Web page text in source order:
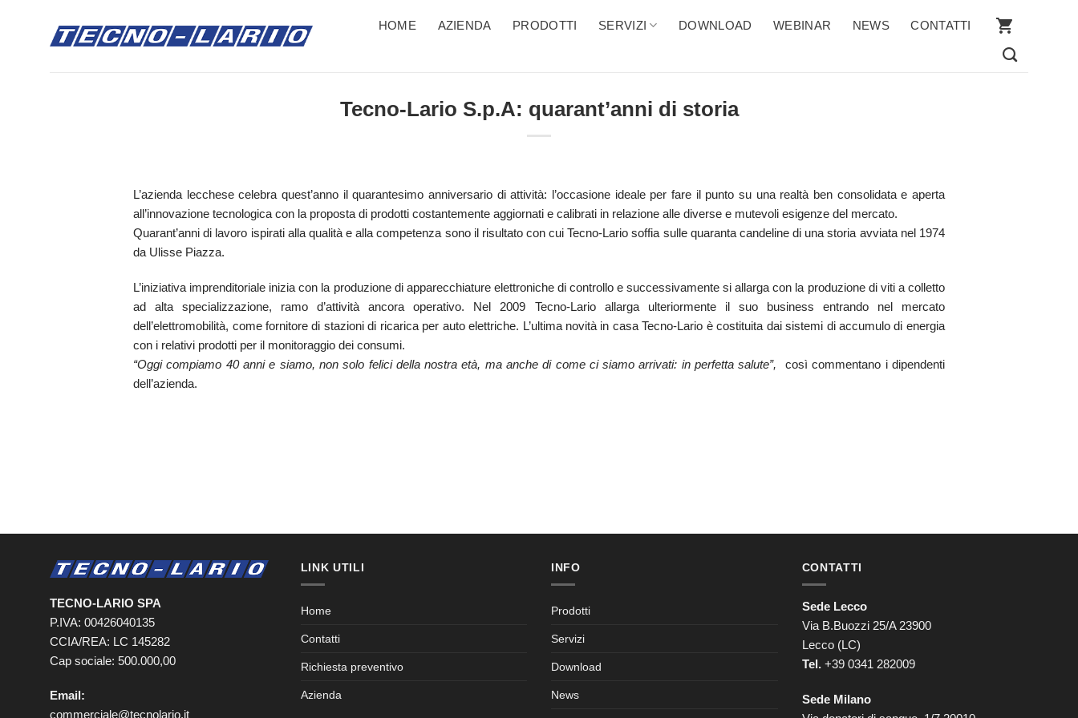
HOME AZIENDA PRODOTTI SERVIZI DOWNLOAD WEBINAR NEWS CONTATTI
Tecno-Lario S.p.A: quarant’anni di storia
L’azienda lecchese celebra quest’anno il quarantesimo anniversario di attività: l’occasione ideale per fare il punto su una realtà ben consolidata e aperta
all’innovazione tecnologica con la proposta di prodotti costantemente aggiornati e calibrati in relazione alle diverse e mutevoli esigenze del mercato.
Quarant’anni di lavoro ispirati alla qualità e alla competenza sono il risultato con cui Tecno-Lario soffia sulle quaranta candeline di una storia avviata nel 1974
da Ulisse Piazza.
L’iniziativa imprenditoriale inizia con la produzione di apparecchiature elettroniche di controllo e successivamente si allarga con la produzione di viti a colletto
ad alta specializzazione, ramo d’attività ancora operativo. Nel 2009 Tecno-Lario allarga ulteriormente il suo business entrando nel mercato
dell’elettromobilità, come fornitore di stazioni di ricarica per auto elettriche. L’ultima novità in casa Tecno-Lario è costituita dai sistemi di accumulo di energia
con i relativi prodotti per il monitoraggio dei consumi.
“Oggi compiamo 40 anni e siamo, non solo felici della nostra età, ma anche di come ci siamo arrivati: in perfetta salute”,
così commentano i dipendenti
dell’azienda.
TECNO-LARIO SPA
P.IVA: 00426040135
CCIA/REA: LC 145282
Cap sociale: 500.000,00
Email:
commerciale@tecnolario.it
LINK UTILI
Home
Contatti
Richiesta preventivo
Azienda
INFO
Prodotti
Servizi
Download
News
CONTATTI
Sede Lecco
Via B.Buozzi 25/A 23900
Lecco (LC)
Tel. +39 0341 282009
Sede Milano